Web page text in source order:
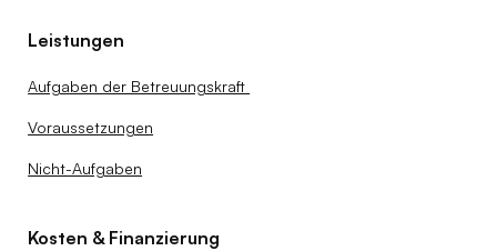
Leistungen
Aufgaben der Betreuungskraft
Voraussetzungen
Nicht-Aufgaben
Kosten & Finanzierung